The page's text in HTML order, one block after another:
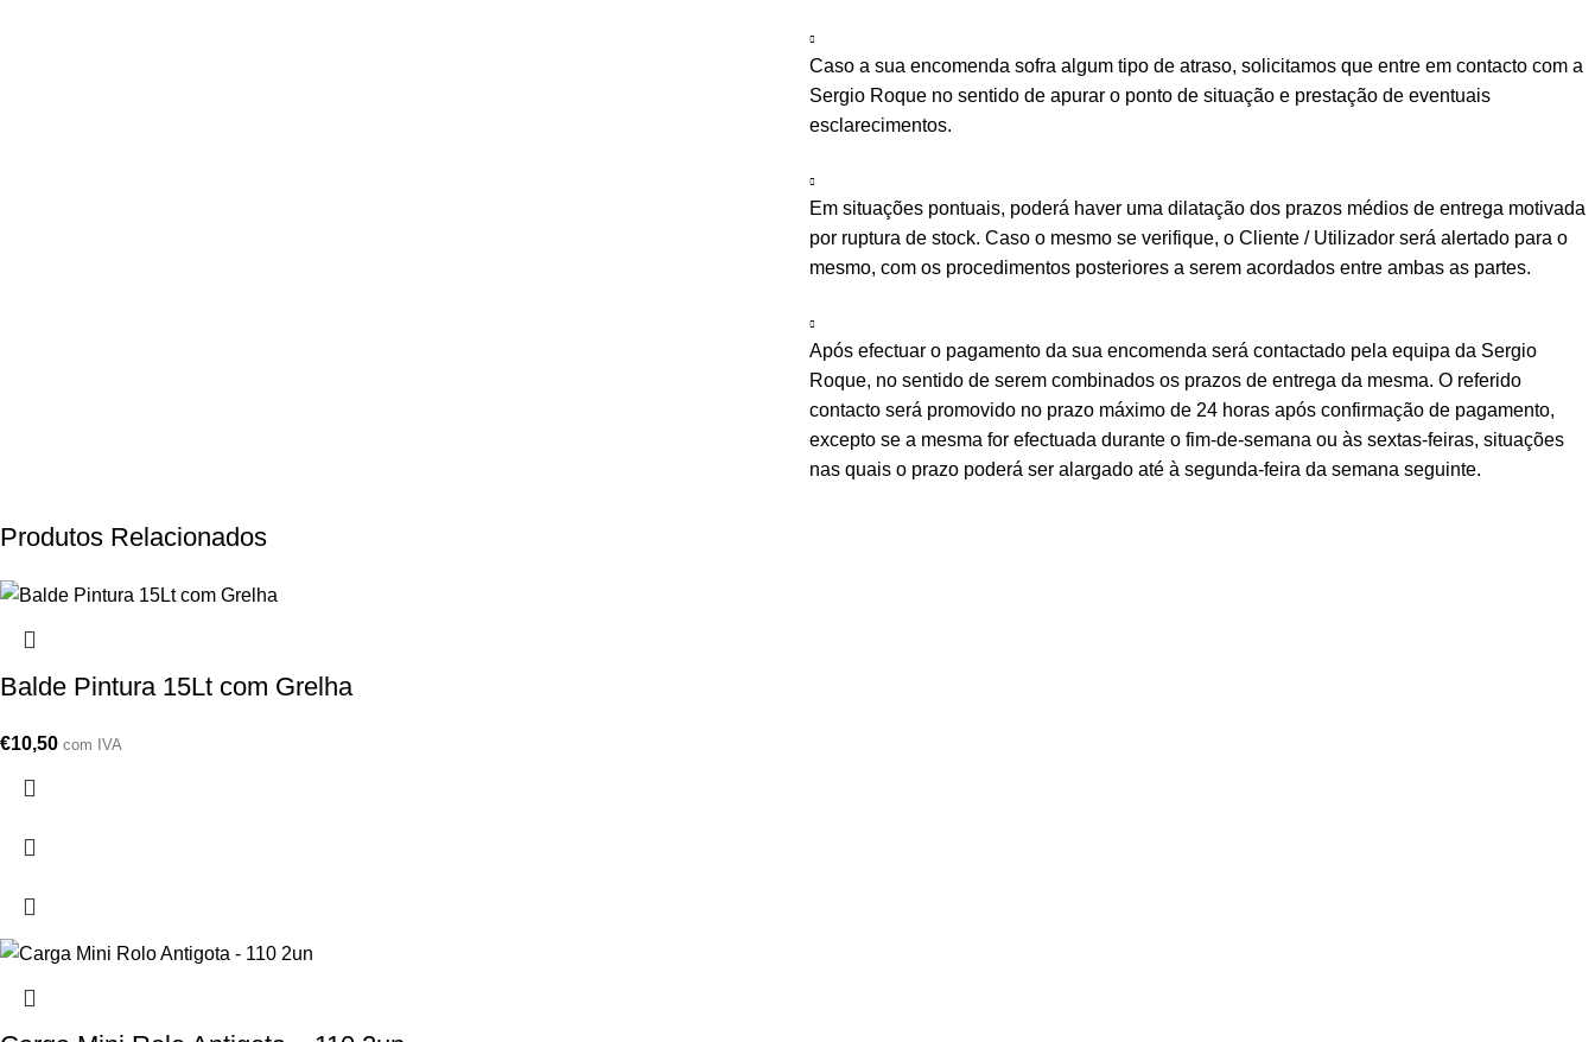
Caso a sua encomenda sofra algum tipo de atraso, solicitamos que entre em contacto com a
Sergio Roque no sentido de apurar o ponto de situação e prestação de eventuais
esclarecimentos.
Em situações pontuais, poderá haver uma dilatação dos prazos médios de entrega motivada
por ruptura de stock. Caso o mesmo se verifique, o Cliente / Utilizador será alertado para o
mesmo, com os procedimentos posteriores a serem acordados entre ambas as partes.
Após efectuar o pagamento da sua encomenda será contactado pela equipa da Sergio
Roque, no sentido de serem combinados os prazos de entrega da mesma. O referido
contacto será promovido no prazo máximo de 24 horas após confirmação de pagamento,
excepto se a mesma for efectuada durante o fim-de-semana ou às sextas-feiras, situações
nas quais o prazo poderá ser alargado até à segunda-feira da semana seguinte.
Produtos Relacionados
Balde Pintura 15Lt com Grelha
€10,50 com IVA